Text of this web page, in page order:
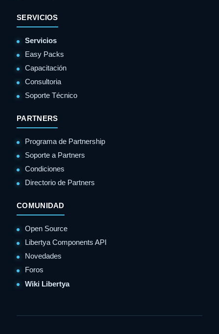
SERVICIOS
Servicios
Easy Packs
Capacitación
Consultoria
Soporte Técnico
PARTNERS
Programa de Partnership
Soporte a Partners
Condiciones
Directorio de Partners
COMUNIDAD
Open Source
Libertya Components API
Novedades
Foros
Wiki Libertya